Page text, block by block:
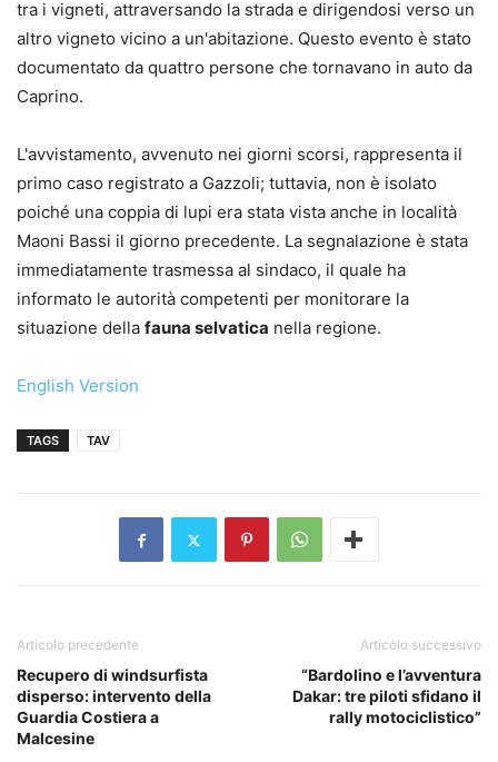
tra i vigneti, attraversando la strada e dirigendosi verso un
altro vigneto vicino a un'abitazione. Questo evento è stato
documentato da quattro persone che tornavano in auto da
Caprino.
L'avvistamento, avvenuto nei giorni scorsi, rappresenta il
primo caso registrato a Gazzoli; tuttavia, non è isolato
poiché una coppia di lupi era stata vista anche in località
Maoni Bassi il giorno precedente. La segnalazione è stata
immediatamente trasmessa al sindaco, il quale ha
informato le autorità competenti per monitorare la
situazione della fauna selvatica nella regione.
English Version
TAGS TAV
Articolo precedente
Recupero di windsurfista
disperso: intervento della
Guardia Costiera a
Malcesine
Articolo successivo
“Bardolino e l’avventura
Dakar: tre piloti sfidano il
rally motociclistico”